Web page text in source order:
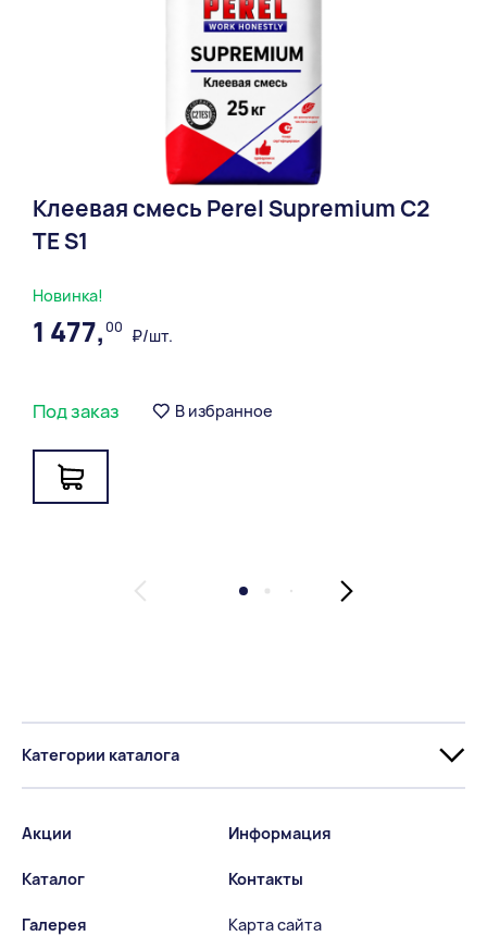
Новинка!
Клеевая смесь Perel Supremium С2
ТЕ S1
1 477,00 ₽/шт.
Под заказ В избранное
Категории каталога
Акции
Каталог
Галерея
Информация
Контакты
Карта сайта